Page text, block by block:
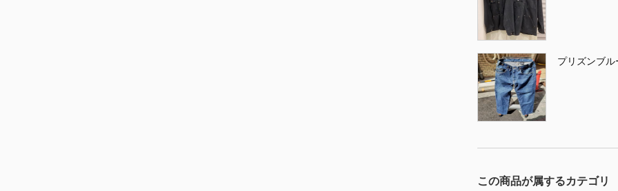
プリズンブル
この商品が属するカテゴリ